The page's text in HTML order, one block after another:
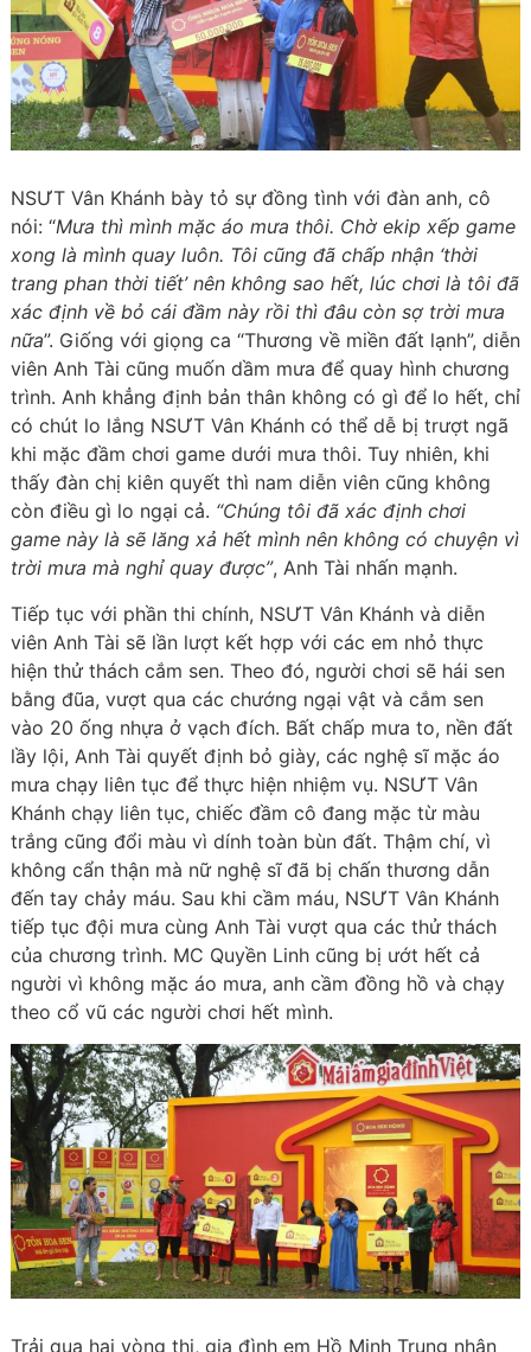
NSƯT Vân Khánh bày tỏ sự đồng tình với đàn anh, cô
nói: “Mưa thì mình mặc áo mưa thôi. Chờ ekip xếp game
xong là mình quay luôn. Tôi cũng đã chấp nhận ‘thời
trang phan thời tiết’ nên không sao hết, lúc chơi là tôi đã
xác định về bỏ cái đầm này rồi thì đâu còn sợ trời mưa
nữa”. Giống với giọng ca “Thương về miền đất lạnh”, diễn
viên Anh Tài cũng muốn dầm mưa để quay hình chương
trình. Anh khẳng định bản thân không có gì để lo hết, chỉ
có chút lo lắng NSƯT Vân Khánh có thể dễ bị trượt ngã
khi mặc đầm chơi game dưới mưa thôi. Tuy nhiên, khi
thấy đàn chị kiên quyết thì nam diễn viên cũng không
còn điều gì lo ngại cả. “Chúng tôi đã xác định chơi
game này là sẽ lăng xả hết mình nên không có chuyện vì
trời mưa mà nghỉ quay được”, Anh Tài nhấn mạnh.
Tiếp tục với phần thi chính, NSƯT Vân Khánh và diễn
viên Anh Tài sẽ lần lượt kết hợp với các em nhỏ thực
hiện thử thách cắm sen. Theo đó, người chơi sẽ hái sen
bằng đũa, vượt qua các chướng ngại vật và cắm sen
vào 20 ống nhựa ở vạch đích. Bất chấp mưa to, nền đất
lầy lội, Anh Tài quyết định bỏ giày, các nghệ sĩ mặc áo
mưa chạy liên tục để thực hiện nhiệm vụ. NSƯT Vân
Khánh chạy liên tục, chiếc đầm cô đang mặc từ màu
trắng cũng đổi màu vì dính toàn bùn đất. Thậm chí, vì
không cẩn thận mà nữ nghệ sĩ đã bị chấn thương dẫn
đến tay chảy máu. Sau khi cầm máu, NSƯT Vân Khánh
tiếp tục đội mưa cùng Anh Tài vượt qua các thử thách
của chương trình. MC Quyền Linh cũng bị ướt hết cả
người vì không mặc áo mưa, anh cầm đồng hồ và chạy
theo cổ vũ các người chơi hết mình.
Trải qua hai vòng thi, gia đình em Hồ Minh Trung nhận